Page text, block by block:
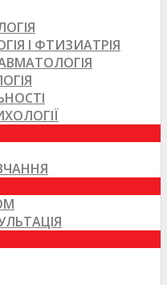
І ФТИЗИАТРІЯ